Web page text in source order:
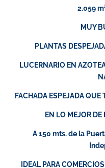
2.059
MUY
PLANTAS
LUCERNARIO EN
FACHADA ESPEJADA
EN LO MEJOR
A 150 mts. de la
IDEAL PARA